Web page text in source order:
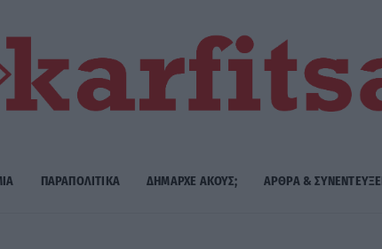
ΠΑΡΑΠΟΛΙΤΙΚΑ ΔΗΜΑΡΧE ΑΚΟΥΣ; ΑΡΘΡΑ &